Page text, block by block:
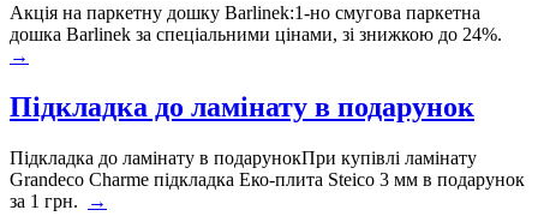
Акція на паркетну дошку Barlinek:1-но смугова паркетна
дошка Barlinek за спеціальними цінами, зі знижкою до 24%.
→
Підкладка до ламінату в подарунок
Підкладка до ламінату в подарунокПри купівлі ламінату
Grandeco Charme підкладка Еко-плита Steico 3 мм в подарунок
за 1 грн.
→